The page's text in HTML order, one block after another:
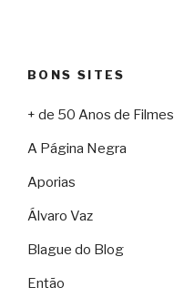
BONS SITES
+ de 50 Anos de Filmes
A Página Negra
Aporias
Álvaro Vaz
Blague do Blog
Então